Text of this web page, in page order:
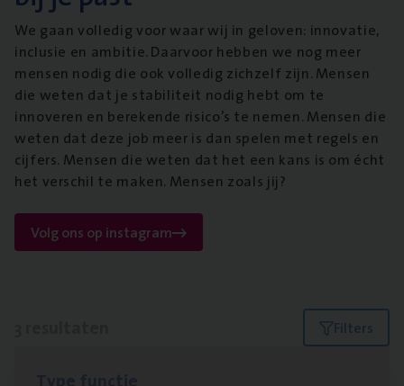
We gaan volledig voor waar wij in geloven: innovatie,
inclusie en ambitie. Daarvoor hebben we nog meer
mensen nodig die ook volledig zichzelf zijn. Mensen
die weten dat je stabiliteit nodig hebt om te
innoveren en berekende risico’s te nemen. Mensen die
weten dat deze job meer is dan spelen met regels en
cijfers. Mensen die weten dat het een kans is om écht
het verschil te maken. Mensen zoals jij?
Volg ons op instagram
Filters